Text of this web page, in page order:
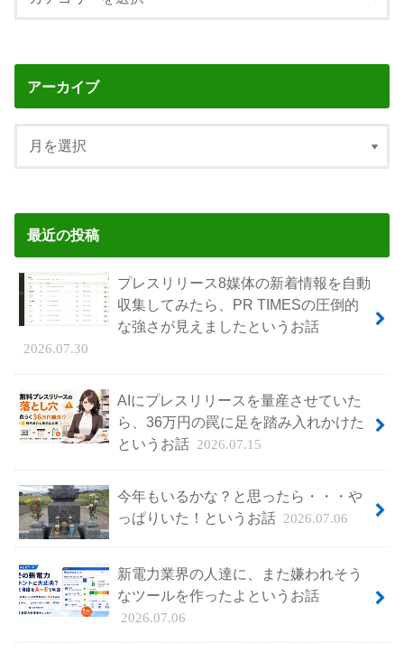
アーカイブ
最近の投稿
プレスリリース8媒体の新着情報を自動
収集してみたら、PR TIMESの圧倒的
な強さが見えましたというお話
2026.07.30
AIにプレスリリースを量産させていた
ら、36万円の罠に足を踏み入れかけた
というお話 2026.07.15
今年もいるかな？と思ったら・・・や
っぱりいた！というお話 2026.07.06
新電力業界の人達に、また嫌われそう
なツールを作ったよというお話
2026.07.06